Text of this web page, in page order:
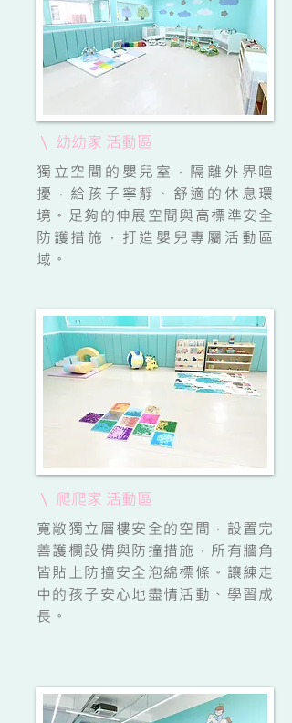
\ 幼幼家 活動區
獨立空間的嬰兒室，隔離外界喧
擾，給孩子寧靜、舒適的休息環
境。足夠的伸展空間與高標準安全
防護措施，打造嬰兒專屬活動區
域。
\ 爬爬家 活動區
寬敞獨立層樓安全的空間，設置完
善護欄設備與防撞措施，所有牆角
皆貼上防撞安全泡綿標條。讓練走
中的孩子安心地盡情活動、學習成
長。